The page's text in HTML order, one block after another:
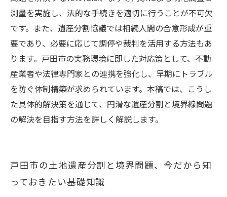
測量を実施し、法的な手続きを適切に行うことが不可欠
です。また、遺産分割協議では相続人間の合意形成が重
要であり、必要に応じて調停や裁判を活用する方法もあ
ります。戸田市の実務環境に即した対応策として、不動
産業者や法律専門家との連携を強化し、早期にトラブル
を防ぐ体制構築が求められています。本稿では、こうし
た具体的解決策を通じて、円滑な遺産分割と境界線問題
の解決を目指す方法を詳しく解説します。
戸田市の土地遺産分割と境界問題、今だから知
っておきたい基礎知識